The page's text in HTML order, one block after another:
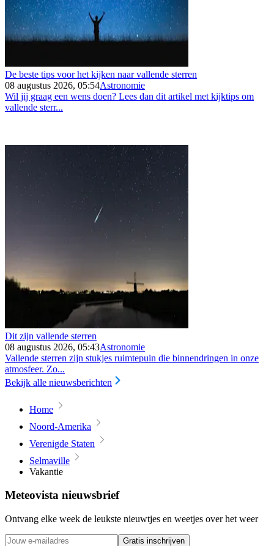
De beste tips voor het kijken naar vallende sterren
08 augustus 2026, 05:54Astronomie
Wil jij graag een wens doen? Lees dan dit artikel met kijktips om
vallende sterr...
Dit zijn vallende sterren
08 augustus 2026, 05:43Astronomie
Vallende sterren zijn stukjes ruimtepuin die binnendringen in onze
atmosfeer. Zo...
Bekijk alle nieuwsberichten
Home
Noord-Amerika
Verenigde Staten
Selmaville
Vakantie
Meteovista nieuwsbrief
Ontvang elke week de leukste nieuwtjes en weetjes over het weer
Gratis inschrijven